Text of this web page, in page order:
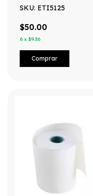
SKU: ETI5125
$50.00
6 x $9.36